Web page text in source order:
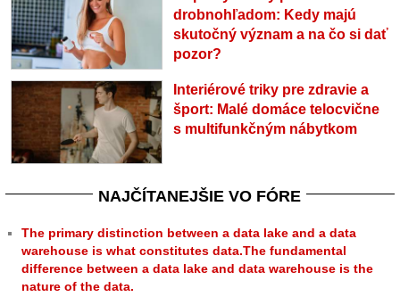
drobnohľadom: Kedy majú
skutočný význam a na čo si dať
pozor?
Interiérové triky pre zdravie a
šport: Malé domáce telocvične
s multifunkčným nábytkom
NAJČÍTANEJŠIE VO FÓRE
The primary distinction between a data lake and a data
warehouse is what constitutes data.The fundamental
difference between a data lake and data warehouse is the
nature of the data.